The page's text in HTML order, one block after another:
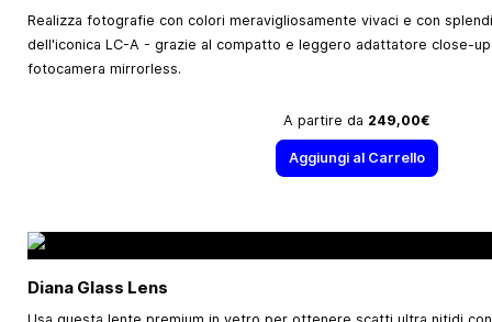
Realizza fotografie con colori meravigliosamente vivaci e con
dell'iconica LC-A - grazie al compatto e leggero adattatore close-up
fotocamera mirrorless.
A partire da 249,00€
Aggiungi al Carrello
Diana Glass Lens